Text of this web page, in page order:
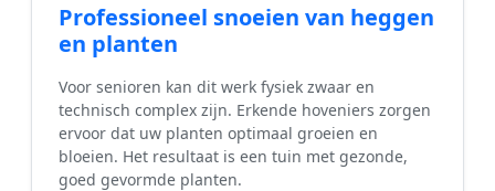
Professioneel snoeien van heggen
en planten
Voor senioren kan dit werk fysiek zwaar en
technisch complex zijn. Erkende hoveniers zorgen
ervoor dat uw planten optimaal groeien en
bloeien. Het resultaat is een tuin met gezonde,
goed gevormde planten.